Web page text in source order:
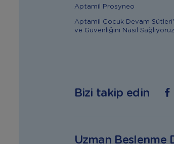
Aptamil Prosyneo
Aptamil Çocuk Devam
ve Güvenliğini Nasıl
Bizi takip edin
Uzman Beslenme